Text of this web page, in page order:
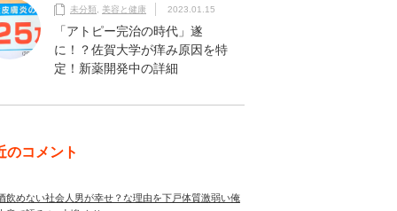
未分類 美容と健康 2023.01.15
「アトピー完治の時代」遂
に！？佐賀大学が痒み原因を特
定！新薬開発中の詳細
のコメント
飲めない社会人男が幸せ？な理由を下戸体質激弱い俺